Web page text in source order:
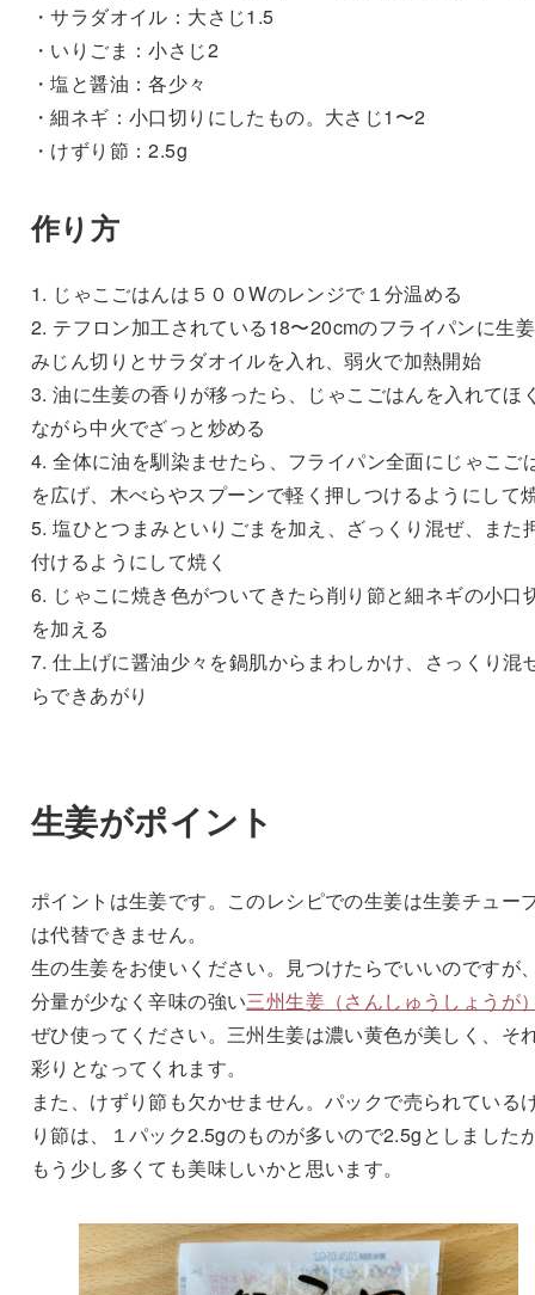
・サラダオイル：大さじ1.5
・いりごま：小さじ2
・塩と醤油：各少々
・細ネギ：小口切りにしたもの。大さじ1〜2
・けずり節：2.5g
作り方
1. じゃこごはんは５００Wのレンジで１分温める
2. テフロン加工されている18〜20cmのフライパンに生
みじん切りとサラダオイルを入れ、弱火で加熱開始
3. 油に生姜の香りが移ったら、じゃこごはんを入れてほ
ながら中火でざっと炒める
4. 全体に油を馴染ませたら、フライパン全面にじゃこご
を広げ、木べらやスプーンで軽く押しつけるようにして
5. 塩ひとつまみといりごまを加え、ざっくり混ぜ、また
付けるようにして焼く
6. じゃこに焼き色がついてきたら削り節と細ネギの小口
を加える
7. 仕上げに醤油少々を鍋肌からまわしかけ、さっくり混
らできあがり
生姜がポイント
ポイントは生姜です。このレシピでの生姜は生姜チュー
は代替できません。
生の生姜をお使いください。見つけたらでいいのですが
分量が少なく辛味の強い三州生姜（さんしゅうしょうが
ぜひ使ってください。三州生姜は濃い黄色が美しく、そ
彩りとなってくれます。
また、けずり節も欠かせません。パックで売られている
り節は、１パック2.5gのものが多いので2.5gとしました
もう少し多くても美味しいかと思います。